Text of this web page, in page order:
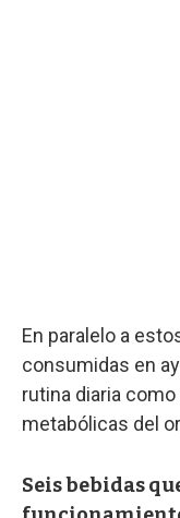
En paralelo a
consumidas en
rutina diaria
metabólicas del
Seis bebidas